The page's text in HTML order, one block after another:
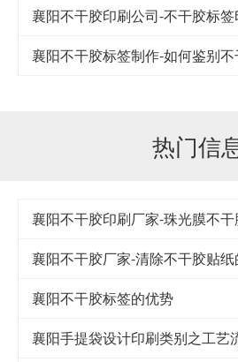
热门信
襄阳不干胶印刷厂家-珠光膜不
襄阳不干胶厂家-清除不干胶贴
襄阳不干胶标签的优势
襄阳手提袋设计印刷类别之工艺